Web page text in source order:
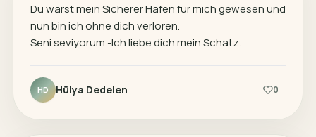
Du warst mein Sicherer Hafen für mich gewesen und
nun bin ich ohne dich verloren.
Seni seviyorum -Ich liebe dich mein Schatz.
HD Hülya Dedelen 0